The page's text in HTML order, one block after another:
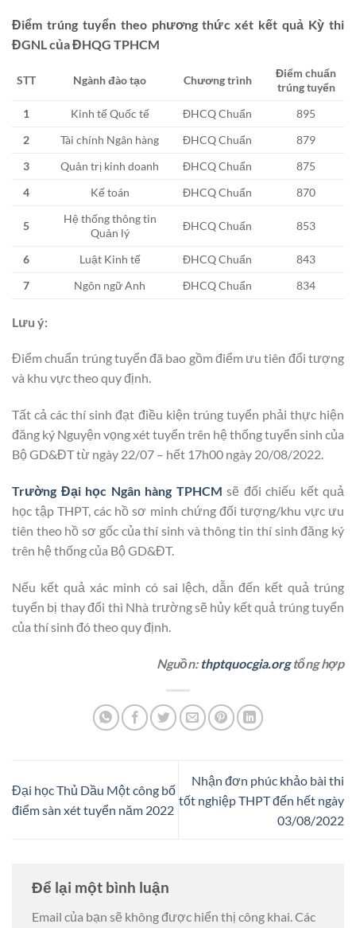
Điểm trúng tuyển theo phương thức xét kết quả Kỳ thi
ĐGNL của ĐHQG TPHCM
STT Ngành đào tạo Chương trình
Điểm chuẩn
trúng tuyển
1
Kinh tế Quốc tế ĐHCQ Chuẩn
895
2
Tài chính Ngân hàng ĐHCQ Chuẩn
879
3
Quản trị kinh doanh ĐHCQ Chuẩn
875
4
Kế toán ĐHCQ Chuẩn 870
5
Hệ thống thông tin
Quản lý
ĐHCQ Chuẩn 853
6 Luật Kinh tế ĐHCQ Chuẩn
843
7
Ngôn ngữ Anh ĐHCQ Chuẩn 834
Lưu ý:
Điểm chuẩn trúng tuyển đã bao gồm điểm ưu tiên đổi tượng
và khu vực theo quy định.
Tất cả các thí sinh đạt điều kiện trúng tuyển phải thực hiện
đăng ký Nguyện vọng xét tuyển trên hệ thống tuyển sinh của
Bộ GD&ĐT từ ngày 22/07 – hết 17h00 ngày 20/08/2022.
Trường Đại học Ngân hàng TPHCM sẽ đối chiếu kết quả
học tập THPT, các hồ sơ minh chứng đối tượng/khu vực ưu
tiên theo hồ sơ gốc của thí sinh và thông tin thí sinh đăng ký
trên hệ thống của Bộ GD&ĐT.
Nếu kết quả xác minh có sai lệch, dẫn đến kết quả trúng
tuyển bị thay đổi thì Nhà trường sẽ hủy kết quả trúng tuyển
của thí sinh đó theo quy định.
Nguồn: thptquocgia.orgtổng hợp
Đại học Thủ Dầu Một công bố
điểm sàn xét tuyển năm 2022
Nhận đơn phúc khảo bài thi
tốt nghiệp THPT đến hết ngày
03/08/2022
Để lại một bình luận
Email của bạn sẽ không được hiển thị công khai.Các